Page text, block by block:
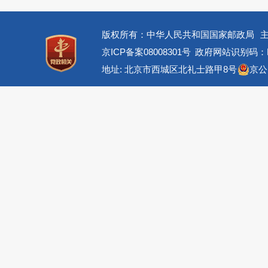
版权所有：中华人民共和国国家邮政局
京ICP备案08008301号 政府网站识别码
地址: 北京市西城区北礼士路甲8号
京